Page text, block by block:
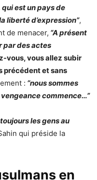
est un pays de
liberté d’expression”,
de menacer, “A présent
par des actes
vous, vous allez subir
précédent et sans
: “nous sommes
commence…”
les gens au
qui préside la
en